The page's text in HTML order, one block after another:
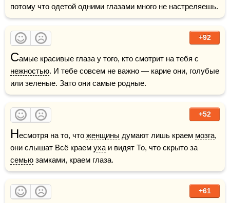
потому что одетой одними глазами много не настреляешь.
+92
С
нежностью. И тебе совсем не важно — карие они, голубые
или зеленые. Зато они самые родные.
+52
Несмотря на то, что женщины думают лишь краем мозга,
они слышат Всё краем уха
семью замками, краем глаза.
+61